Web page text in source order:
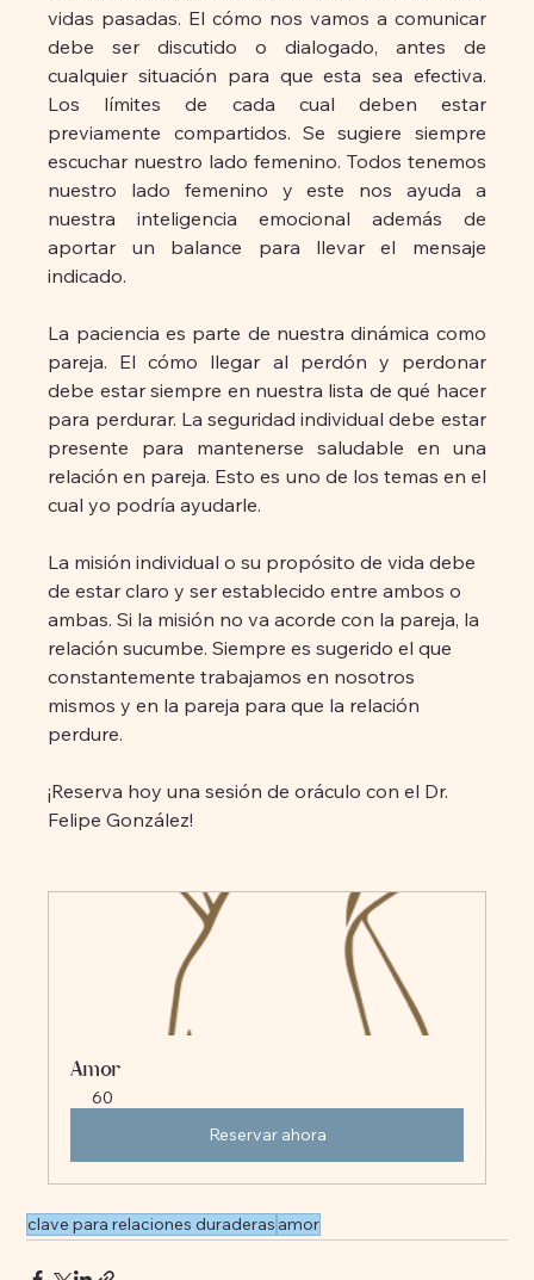
vidas pasadas. El cómo nos vamos a comunicar
debe ser discutido o dialogado, antes de
cualquier situación para que esta sea efectiva.
Los límites de cada cual deben estar
previamente compartidos. Se sugiere siempre
escuchar nuestro lado femenino. Todos tenemos
nuestro lado femenino y este nos ayuda a
nuestra inteligencia emocional además de
aportar un balance para llevar el mensaje
indicado.
La paciencia es parte de nuestra dinámica como
pareja. El cómo llegar al perdón y perdonar
debe estar siempre en nuestra lista de qué hacer
para perdurar. La seguridad individual debe estar
presente para mantenerse saludable en una
relación en pareja. Esto es uno de los temas en el
cual yo podría ayudarle.
La misión individual o su propósito de vida debe
de estar claro y ser establecido entre ambos o
ambas. Si la misión no va acorde con la pareja, la
relación sucumbe. Siempre es sugerido el que
constantemente trabajamos en nosotros
mismos y en la pareja para que la relación
perdure.
¡Reserva hoy una sesión de oráculo con el Dr.
Felipe González!
Amor
60
Reservar ahora
clave para relaciones duraderas amor